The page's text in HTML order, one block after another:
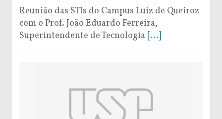
Reunião das STIs do Campus Luiz de Queiroz
com o Prof. João Eduardo Ferreira,
Superintendente de Tecnologia [...]